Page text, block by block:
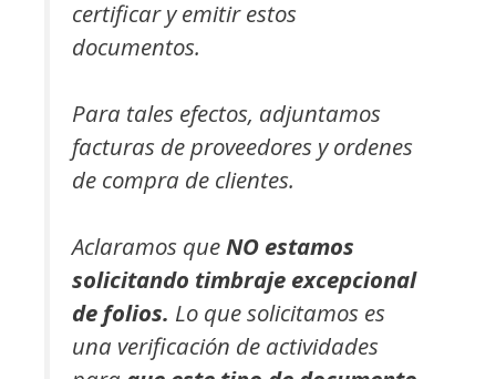
certificar y emitir estos
documentos.
Para tales efectos, adjuntamos
facturas de proveedores y ordenes
de compra de clientes.
Aclaramos queNO estamos
solicitando timbraje excepcional
de folios. Lo que solicitamos es
una verificación de actividades